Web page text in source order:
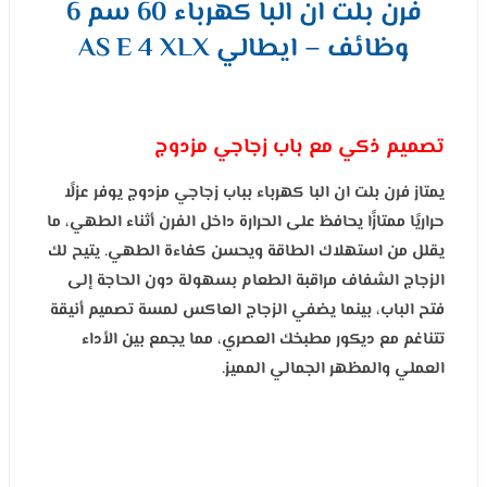
فرن بلت ان البا كهرباء 60 سم 6
وظائف – ايطالي AS E 4 XLX
تصميم ذكي مع باب زجاجي مزدوج
يمتاز فرن بلت ان البا كهرباء بباب زجاجي مزدوج يوفر عزلًا
حراريًا ممتازًا يحافظ على الحرارة داخل الفرن أثناء الطهي، ما
يقلل من استهلاك الطاقة ويحسن كفاءة الطهي. يتيح لك
الزجاج الشفاف مراقبة الطعام بسهولة دون الحاجة إلى
فتح الباب، بينما يضفي الزجاج العاكس لمسة تصميم أنيقة
تتناغم مع ديكور مطبخك العصري، مما يجمع بين الأداء
العملي والمظهر الجمالي المميز.